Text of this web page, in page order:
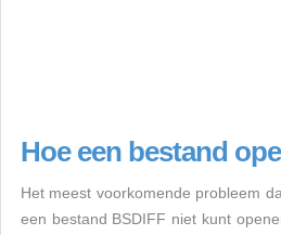
Hoe een bestand
Het meest voorkomende probleem
een bestand BSDIFF niet kunt